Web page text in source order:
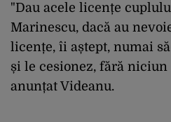
"Dau acele licențe
Marinescu, dacă au
licențe, îi aștept, numai
și le cesionez, fără niciun
anunțat Videanu.